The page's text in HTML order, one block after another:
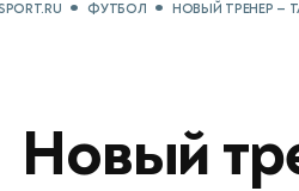
ФУТБОЛ НОВЫЙ ТРЕНЕР —
Новый